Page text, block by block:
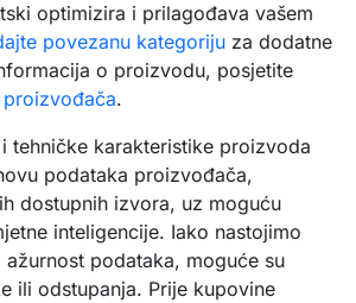
optimizira i prilagođava vašem
povezanu kategoriju za dodatne
o proizvodu, posjetite
.
tehničke karakteristike proizvoda
podataka proizvođača,
dostupnih izvora, uz moguću
inteligencije. Iako nastojimo
podataka, moguće su
ili odstupanja. Prije kupovine